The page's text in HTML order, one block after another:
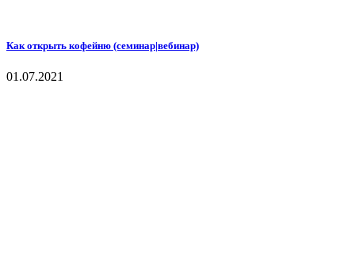
Как открыть кофейню (семинар|вебинар)
01.07.2021